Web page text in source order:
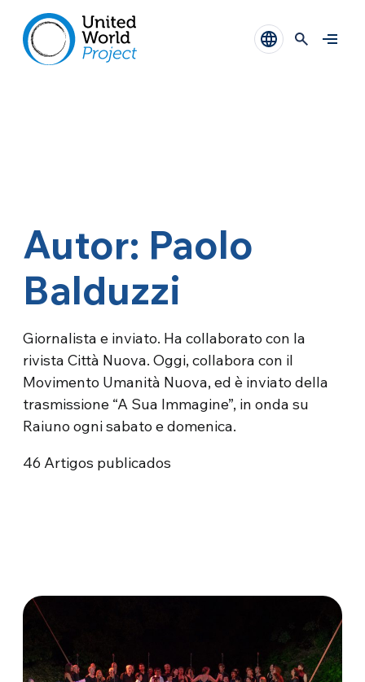
Autor: Paolo
Balduzzi
Giornalista e inviato. Ha collaborato con la
rivista Città Nuova. Oggi, collabora con il
Movimento Umanità Nuova, ed è inviato della
trasmissione “A Sua Immagine”, in onda su
Raiuno ogni sabato e domenica.
46 Artigos publicados